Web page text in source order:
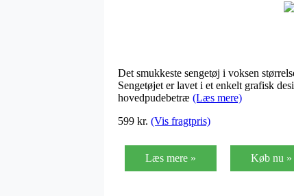
Det smukkeste sengetøj i voksen
Sengetøjet er lavet i et enkelt grafisk
hovedpudebetræ (Læs mere)
599 kr. (Vis fragtpris)
Læs mere » Køb nu »